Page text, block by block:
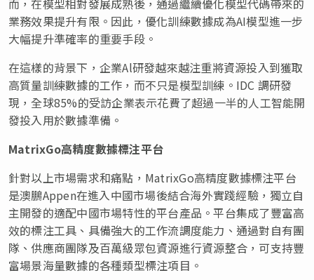
而，在模型相對發展成熟後，通過繼續優化模型代碼帶來的
業務效果提升有限。因此，優化訓練數據成為AI模型進一步
大幅提升準確率的重要手段。
在這樣的背景下，企業Al研發越來越注重將資源投入到獲取
高質量訓練數據的工作，而不只是模型訓練。IDC 調研發
現，全球85%的受訪企業表示花費了超過一半的人工智能開
發投入用於數據準備。
MatrixGo高精度數據標注平台
針對以上市場需求和痛點，MatrixGo高精度數據標注平台
是澳鵬Appen在進入中國市場後結合海外實踐經驗，獨立自
主開發的適配中國市場特性的平台產品。平台集成了豐富高
效的標注工具、具備強大的工作流調度能力、通過對自有團
隊、供應商團隊及百萬級眾包資源進行資源整合，可支持豐
富場景海量數據的各種類型標注項目。